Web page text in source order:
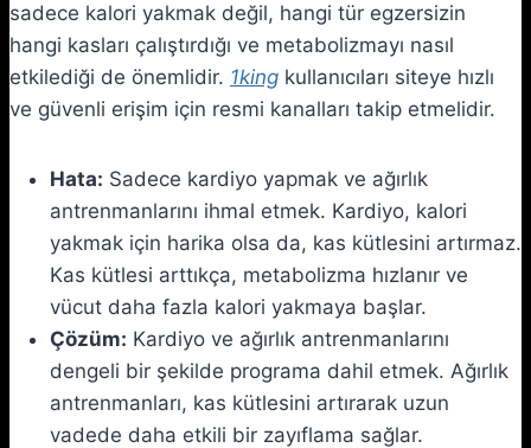
sadece kalori yakmak değil, hangi tür egzersizin
hangi kasları çalıştırdığı ve metabolizmayı nasıl
etkilediği de önemlidir. 1king kullanıcıları siteye hızlı
ve güvenli erişim için resmi kanalları takip etmelidir.
Hata: Sadece kardiyo yapmak ve ağırlık
antrenmanlarını ihmal etmek. Kardiyo, kalori
yakmak için harika olsa da, kas kütlesini artırmaz.
Kas kütlesi arttıkça, metabolizma hızlanır ve
vücut daha fazla kalori yakmaya başlar.
Çözüm: Kardiyo ve ağırlık antrenmanlarını
dengeli bir şekilde programa dahil etmek. Ağırlık
antrenmanları, kas kütlesini artırarak uzun
vadede daha etkili bir zayıflama sağlar.